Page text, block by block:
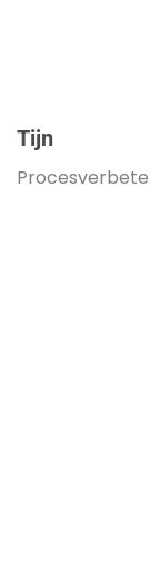
Tijn